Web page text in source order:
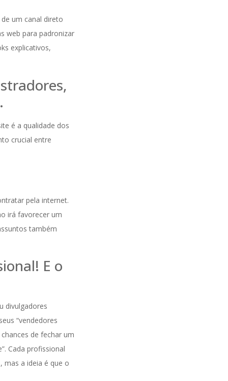
um canal direto
web para padronizar
explicativos,
é a qualidade dos
crucial entre
pela internet.
irá favorecer um
também
E o
divulgadores
“vendedores
de fechar um
Cada profissional
mas a ideia é que o